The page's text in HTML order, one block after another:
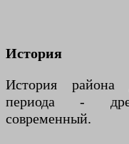
История
История района
периода -
современный.